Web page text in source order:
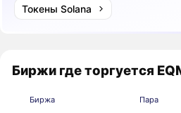
Токены Solana
Биржи где торгуется
Биржа Пара